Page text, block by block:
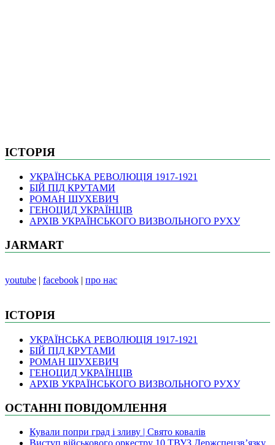
ІСТОРІЯ
УКРАЇНСЬКА РЕВОЛЮЦІЯ 1917-1921
БІЙ ПІД КРУТАМИ
РОМАН ШУХЕВИЧ
ГЕНОЦИД УКРАЇНЦІВ
АРХІВ УКРАЇНСЬКОГО ВИЗВОЛЬНОГО РУХУ
JARMART
youtube | facebook | про нас
ІСТОРІЯ
УКРАЇНСЬКА РЕВОЛЮЦІЯ 1917-1921
БІЙ ПІД КРУТАМИ
РОМАН ШУХЕВИЧ
ГЕНОЦИД УКРАЇНЦІВ
АРХІВ УКРАЇНСЬКОГО ВИЗВОЛЬНОГО РУХУ
ОСТАННІ ПОВІДОМЛЕННЯ
Кували попри град і зливу | Свято ковалів